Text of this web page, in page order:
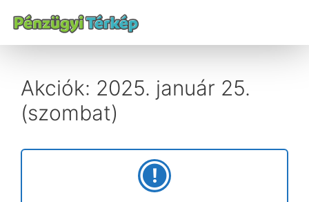
Akciók: 2025. január 25.
(szombat)